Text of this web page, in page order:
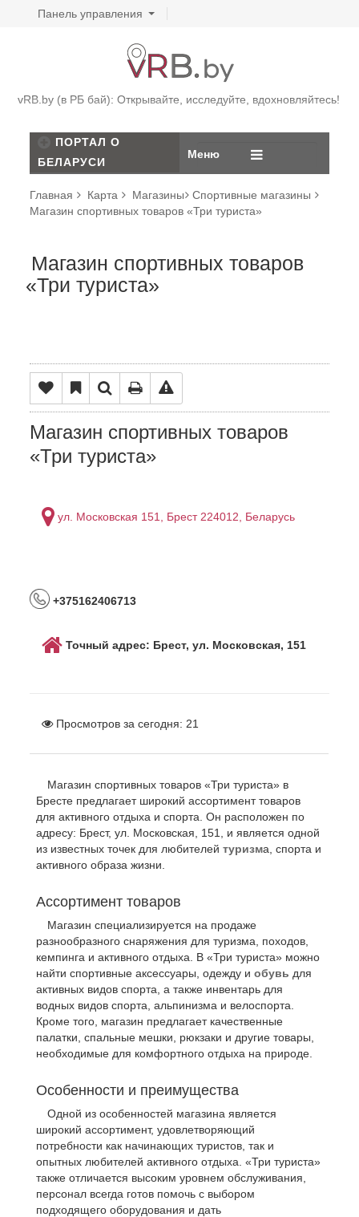
Панель управления
vRB.by (в РБ бай): Открывайте, исследуйте, вдохновляйтесь!
ПОРТАЛ О
БЕЛАРУСИ
Меню
Главная Карта Магазины
Спортивные магазины
Магазин спортивных товаров «Три туриста»
Магазин спортивных товаров
«Три туриста»
Магазин спортивных товаров
«Три туриста»
ул. Московская 151, Брест 224012, Беларусь
+375162406713
Точный адрес: Брест, ул. Московская, 151
Просмотров за сегодня: 21
Магазин спортивных товаров «Три туриста» в
Бресте предлагает широкий ассортимент товаров
для активного отдыха и спорта. Он расположен по
адресу: Брест, ул. Московская, 151, и является одной
из известных точек для любителейтуризма, спорта и
активного образа жизни.
Ассортимент товаров
Магазин специализируется на продаже
разнообразного снаряжения для туризма, походов,
кемпинга и активного отдыха. В «Три туриста» можно
найти спортивные аксессуары, одежду иобувь для
активных видов спорта, а также инвентарь для
водных видов спорта, альпинизма и велоспорта.
Кроме того, магазин предлагает качественные
палатки, спальные мешки, рюкзаки и другие товары,
необходимые для комфортного отдыха на природе.
Особенности и преимущества
Одной из особенностей магазина является
широкий ассортимент, удовлетворяющий
потребности как начинающих туристов, так и
опытных любителей активного отдыха. «Три туриста»
также отличается высоким уровнем обслуживания,
персонал всегда готов помочь с выбором
подходящего оборудования и дать